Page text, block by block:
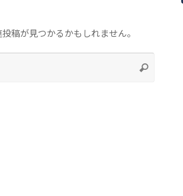
稿が見つかるかもしれません。